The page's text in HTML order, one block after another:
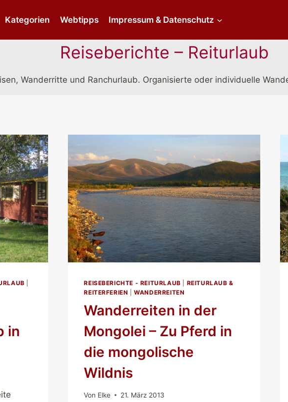
Kategorien Webtipps Impressum & Datenschutz
Reiseberichte – Reiturlaub
Wanderritte und Ranchurlaub. Organisierte oder individuelle
in
REISEBERICHTE - REITURLAUB
REITURLAUB &
REITERFERIEN |WANDERREITEN
Wanderreiten in der
Mongolei – Zu Pferd in
die mongolische
Wildnis
Von Elke 21. März 2013